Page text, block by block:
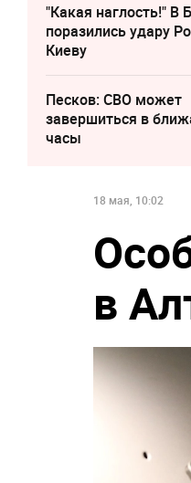
"Какая наглость!" В
поразились удару
Киеву
Песков: СВО может
завершиться в
часы
18 мая, 10:02
в